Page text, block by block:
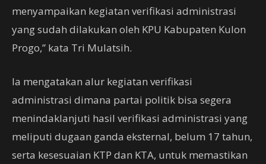
menyampaikan kegiatan verifikasi administrasi
yang sudah dilakukan oleh KPU Kabupaten Kulon
Progo,” kata Tri Mulatsih.
Ia mengatakan alur kegiatan verifikasi
administrasi dimana partai politik bisa segera
menindaklanjuti hasil verifikasi administrasi yang
meliputi dugaan ganda eksternal, belum 17 tahun,
serta kesesuaian KTP dan KTA, untuk memastikan